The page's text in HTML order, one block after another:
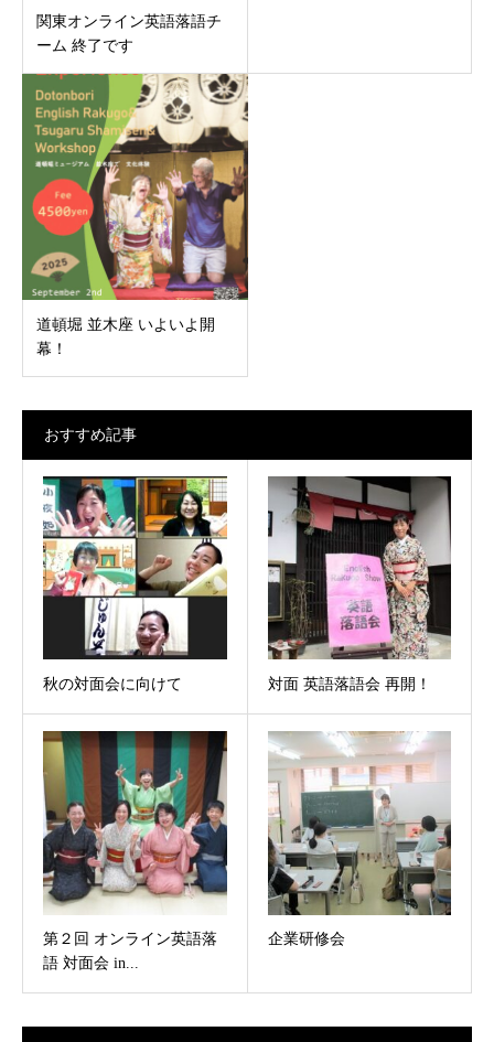
関東オンライン英語落語チ
ーム 終了です
道頓堀 並木座 いよいよ開
幕！
おすすめ記事
秋の対面会に向けて 対面 英語落語会 再開！
第２回 オンライン英語落
語 対面会 in...
企業研修会